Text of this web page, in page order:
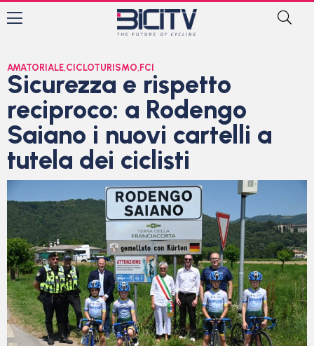
AMATORIALE,CICLOTURISMO, FCI
Sicurezza e rispetto
reciproco: a Rodengo
Saiano i nuovi cartelli a
tutela dei ciclisti